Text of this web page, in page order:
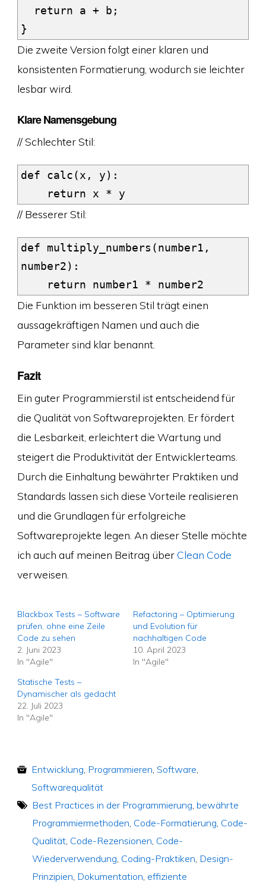
}
Die zweite Version folgt einer klaren und
konsistenten Formatierung, wodurch sie leichter
lesbar wird.
Klare Namensgebung
// Schlechter Stil:
def calc(x, y):
    return x * y
// Besserer Stil:
def multiply_numbers(number1,
number2):
    return number1 * number2
Die Funktion im besseren Stil trägt einen
aussagekräftigen Namen und auch die
Parameter sind klar benannt.
Fazit
Ein guter Programmierstil ist entscheidend für
die Qualität von Softwareprojekten. Er fördert
die Lesbarkeit, erleichtert die Wartung und
steigert die Produktivität der Entwicklerteams.
Durch die Einhaltung bewährter Praktiken und
Standards lassen sich diese Vorteile realisieren
und die Grundlagen für erfolgreiche
Softwareprojekte legen. An dieser Stelle möchte
ich auch auf meinen Beitrag überClean Code
verweisen.
Blackbox Tests – Software
prüfen, ohne eine Zeile
Code zu sehen
2. Juni 2023
In "Agile"
Refactoring – Optimierung
und Evolution für
nachhaltigen Code
10. April 2023
In "Agile"
Statische Tests –
Dynamischer als gedacht
22. Juli 2023
In "Agile"
Entwicklung Programmieren Software
Softwarequalität
Best Practices in der Programmierung bewährte
Programmiermethoden Code-Formatierung Code-
Qualität, Code-Rezensionen Code-
Wiederverwendung Coding-Praktiken Design-
Prinzipien Dokumentation effiziente